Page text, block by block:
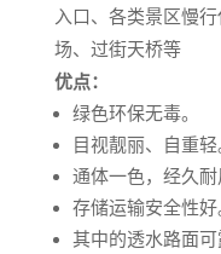
入口、各类景区慢
场、过街天桥等
优点：
绿色环保无毒。
目视靓丽、自重轻
通体一色，经久耐
存储运输安全性好
其中的透水路面